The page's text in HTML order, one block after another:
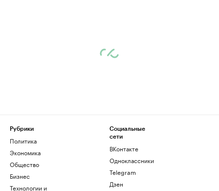
Рубрики
Политика
Экономика
Общество
Бизнес
Технологии и
Социальные
сети
ВКонтакте
Одноклассники
Telegram
Дзен